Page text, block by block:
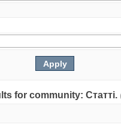
for community: Статті.